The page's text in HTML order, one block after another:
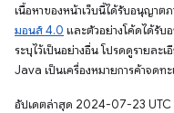
เนื้อหาของหน้าเว็บนี้ได้รับอนุญาตภ
มอนส์ 4.0 และตัวอย่างโค้ดได้รับ
ระบุไว้เป็นอย่างอื่น โปรดดูรายละเ
Java เป็นเครื่องหมายการค้าจด
อัปเดตล่าสุด 2024-07-23 UTC